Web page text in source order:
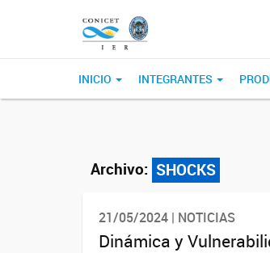
INICIO INTEGRANTES
Archivo: SHOCKS
21/05/2024 | NOTICIAS
Dinámica y